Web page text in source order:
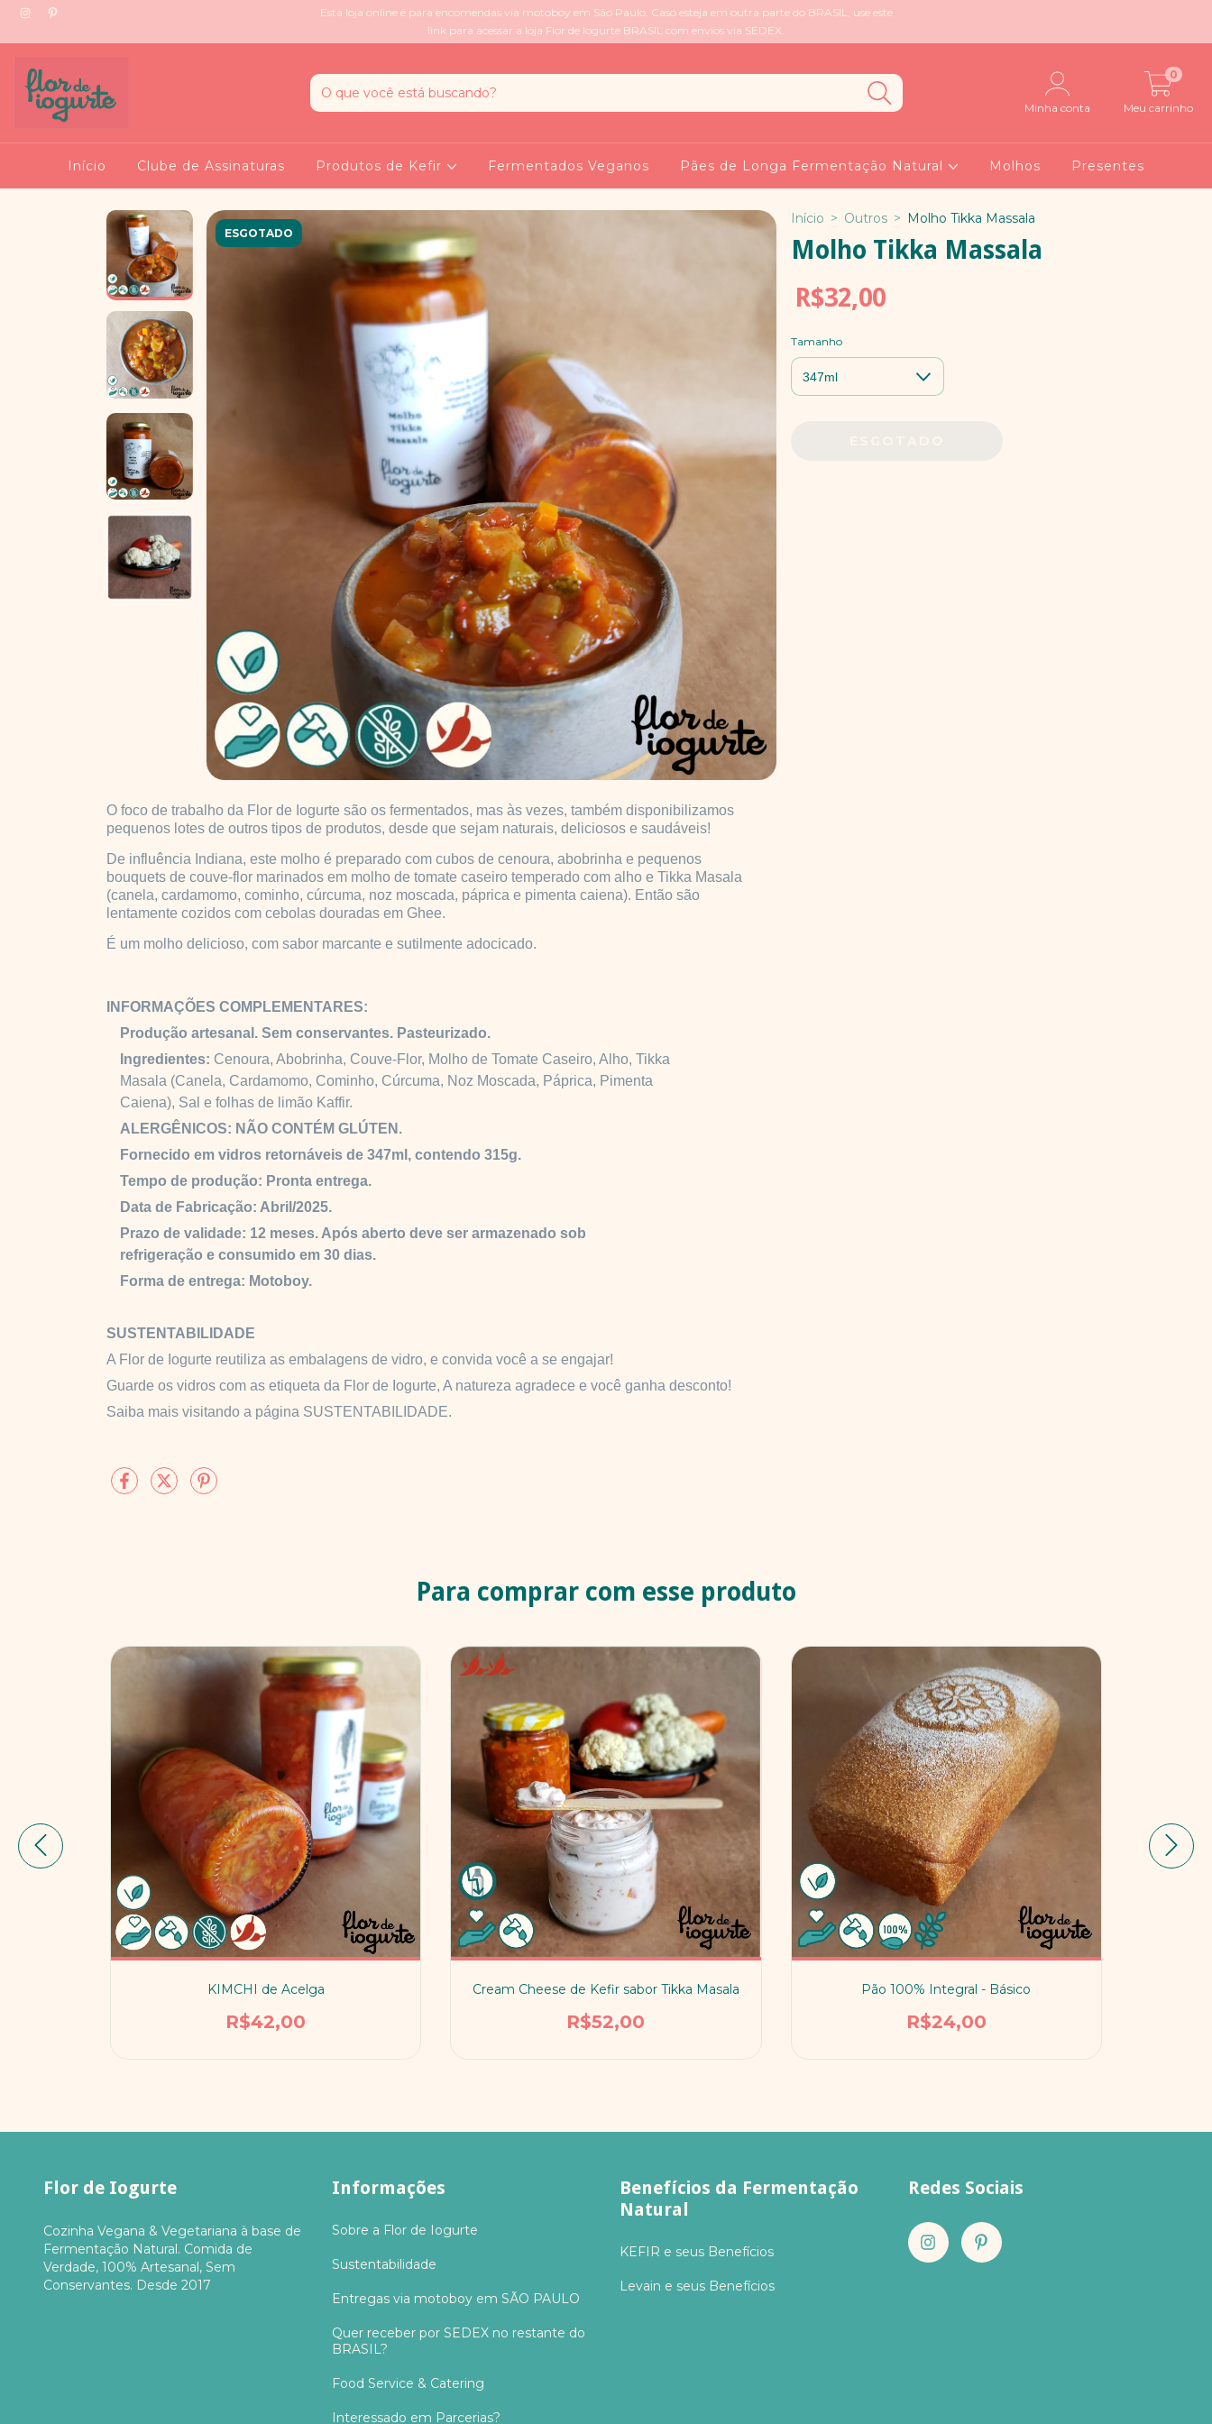
Esta loja online é para encomendas via motoboy em São Paulo. Caso esteja em outra parte do BRASIL, use este
link para acessar a loja Flor de Iogurte BRASIL com envios via SEDEX.
Minha conta Meu carrinho
0
Início Clube de Assinaturas Produtos de Kefir Fermentados Veganos Pães de Longa Fermentação Natural Molhos Presentes
ESGOTADO
O foco de trabalho da Flor de Iogurte são os fermentados, mas às vezes, também disponibilizamos
pequenos lotes de outros tipos de produtos, desde que sejam naturais, deliciosos e saudáveis!
De influência Indiana, este molho é preparado com cubos de cenoura, abobrinha e pequenos
bouquets de couve-flor marinados em molho de tomate caseiro temperado com alho e Tikka Masala
(canela, cardamomo, cominho, cúrcuma, noz moscada, páprica e pimenta caiena). Então são
lentamente cozidos com cebolas douradas em Ghee.
É um molho delicioso, com sabor marcante e sutilmente adocicado.
INFORMAÇÕES COMPLEMENTARES:
Produção artesanal. Sem conservantes. Pasteurizado.
Ingredientes: Cenoura, Abobrinha, Couve-Flor, Molho de Tomate Caseiro, Alho, Tikka
Masala (Canela, Cardamomo, Cominho, Cúrcuma, Noz Moscada, Páprica, Pimenta
Caiena), Sal e folhas de limão Kaffir.
ALERGÊNICOS: NÃO CONTÉM GLÚTEN.
Fornecido em vidros retornáveis de 347ml, contendo 315g.
Tempo de produção: Pronta entrega.
Data de Fabricação: Abril/2025.
Prazo de validade: 12 meses. Após aberto deve ser armazenado sob
refrigeração e consumido em 30 dias.
Forma de entrega: Motoboy.
SUSTENTABILIDADE
A Flor de Iogurte reutiliza as embalagens de vidro, e convida você a se engajar!
Guarde os vidros com as etiqueta da Flor de Iogurte, A natureza agradece e você ganha desconto!
Saiba mais visitando a página SUSTENTABILIDADE.
Início > Outros > Molho Tikka Massala
Molho Tikka Massala
R$32,00
Tamanho
Para comprar com esse produto
KIMCHI de Acelga
R$42,00
Cream Cheese de Kefir sabor Tikka Masala
R$52,00
Pão 100% Integral - Básico
R$24,00
Flor de Iogurte
Cozinha Vegana & Vegetariana à base de
Fermentação Natural. Comida de
Verdade, 100% Artesanal, Sem
Conservantes. Desde 2017
Informações
Sobre a Flor de Iogurte
Sustentabilidade
Entregas via motoboy em SÃO PAULO
Quer receber por SEDEX no restante do
BRASIL?
Food Service & Catering
Interessado em Parcerias?
Benefícios da Fermentação
Natural
KEFIR e seus Benefícios
Levain e seus Benefícios
Redes Sociais